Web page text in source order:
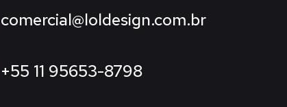
comercial@loldesign.com.br
+55 11 95653-8798